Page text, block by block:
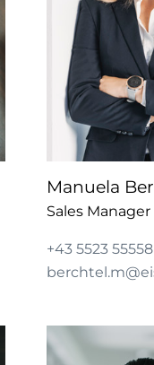
Manuela
Sales Manager
+43 5523